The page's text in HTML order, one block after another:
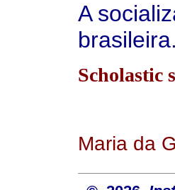
A
brasileira.
Scholastic
Maria da